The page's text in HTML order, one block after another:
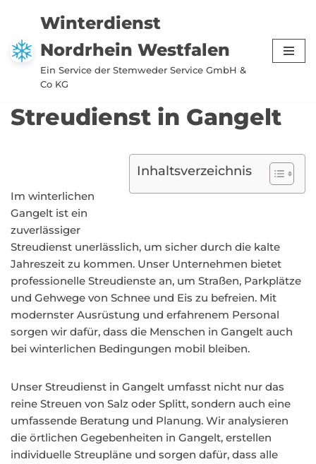
Zum
Inhalt
springen
Winterdienst
Nordrhein Westfalen
Ein Service der Stemweder Service GmbH &
Co KG
Streudienst in Gangelt
Inhaltsverzeichnis
Im winterlichen
Gangelt ist ein
zuverlässiger
Streudienst unerlässlich, um sicher durch die kalte
Jahreszeit zu kommen. Unser Unternehmen bietet
professionelle Streudienste an, um Straßen, Parkplätze
und Gehwege von Schnee und Eis zu befreien. Mit
modernster Ausrüstung und erfahrenem Personal
sorgen wir dafür, dass die Menschen in Gangelt auch
bei winterlichen Bedingungen mobil bleiben.
Unser Streudienst in Gangelt umfasst nicht nur das
reine Streuen von Salz oder Splitt, sondern auch eine
umfassende Beratung und Planung. Wir analysieren
die örtlichen Gegebenheiten in Gangelt, erstellen
individuelle Streupläne und sorgen dafür, dass alle